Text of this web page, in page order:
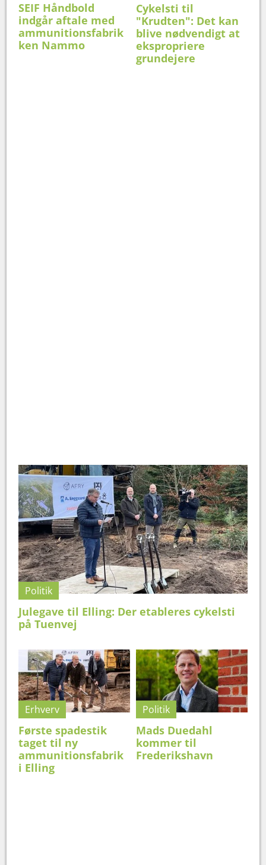
SEIF Håndbold
indgår aftale med
ammunitionsfabrik
ken Nammo
Cykelsti til
"Krudten": Det kan
blive nødvendigt at
ekspropriere
grundejere
Politik
Julegave til Elling: Der etableres cykelsti
på Tuenvej
Erhverv
Første spadestik
taget til ny
ammunitionsfabrik
i Elling
Politik
Mads Duedahl
kommer til
Frederikshavn